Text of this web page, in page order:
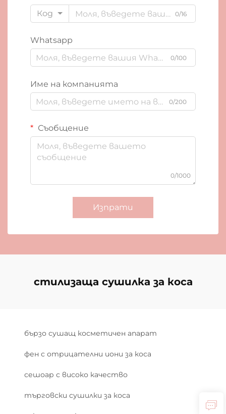
Код
0/16
Whatsapp
0/100
Име на компанията
0/200
Съобщение
0/1000
Изпрати
стилизаща сушилка за коса
бързо сушащ косметичен апарат
фен с отрицателни иони за коса
сешоар с високо качество
търговски сушилки за коса